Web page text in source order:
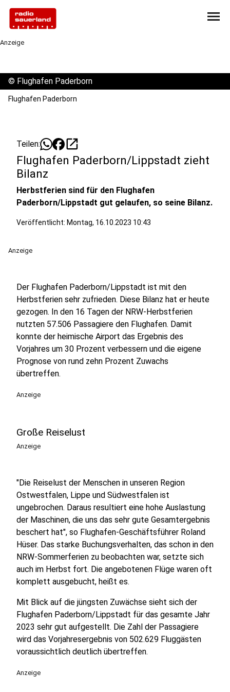
menu
Anzeige
© Flughafen Paderborn
Flughafen Paderborn
Teilen: open_in_new
Flughafen Paderborn/Lippstadt zieht
Bilanz
Herbstferien sind für den Flughafen
Paderborn/Lippstadt gut gelaufen, so seine Bilanz.
Veröffentlicht: Montag, 16.10.2023 10:43
Anzeige
Der Flughafen Paderborn/Lippstadt ist mit den
Herbstferien sehr zufrieden. Diese Bilanz hat er heute
gezogen. In den 16 Tagen der NRW-Herbstferien
nutzten 57.506 Passagiere den Flughafen. Damit
konnte der heimische Airport das Ergebnis des
Vorjahres um 30 Prozent verbessern und die eigene
Prognose von rund zehn Prozent Zuwachs
übertreffen.
Anzeige
Große Reiselust
Anzeige
"Die Reiselust der Menschen in unseren Region
Ostwestfalen, Lippe und Südwestfalen ist
ungebrochen. Daraus resultiert eine hohe Auslastung
der Maschinen, die uns das sehr gute Gesamtergebnis
beschert hat", so Flughafen-Geschäftsführer Roland
Hüser. Das starke Buchungsverhalten, das schon in den
NRW-Sommerferien zu beobachten war, setzte sich
auch im Herbst fort. Die angebotenen Flüge waren oft
komplett ausgebucht, heißt es.
Mit Blick auf die jüngsten Zuwächse sieht sich der
Flughafen Paderborn/Lippstadt für das gesamte Jahr
2023 sehr gut aufgestellt. Die Zahl der Passagiere
wird das Vorjahresergebnis von 502.629 Fluggästen
voraussichtlich deutlich übertreffen.
Anzeige